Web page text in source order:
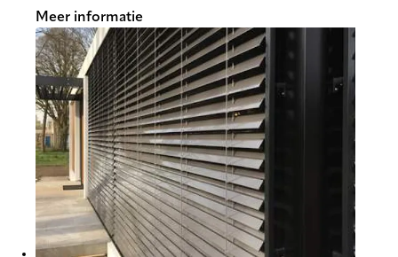
Meer informatie